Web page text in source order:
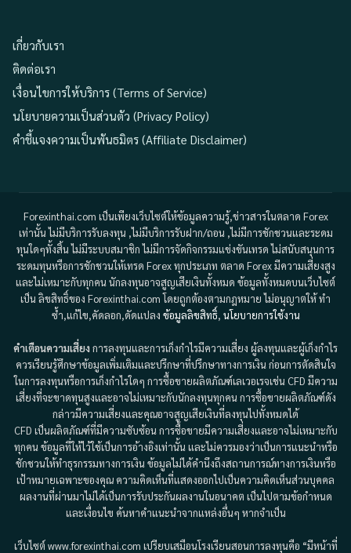
เกี่ยวกับเรา
ติดต่อเรา
เงื่อนไขการให้บริการ (Terms of Service)
นโยบายความเป็นส่วนตัว (Privacy Policy)
คำชี้แจงความเป็นพันธมิตร (Affiliate Disclaimer)
Forexinthai.com เป็นเพียงเว็บไซต์ให้ข้อมูลความรู้,ข่าวสารในตลาด Forex
เท่านั้น ไม่มีบริการรับลงทุน ,ไม่มีบริการรับฝาก/ถอน ,ไม่มีการชักชวนและระดม
ทุนใดๆทั้งสิ้น ไม่มีระบบสมาชิก ไม่มีการจัดกิจกรรมแข่งขันเทรด ไม่สนับสนุนการ
ระดมทุนหรือการชักชวนให้เทรด Forex ทุกประเภท ตลาด Forex มีความเสี่ยงสูง
และไม่เหมาะกับทุกคน นักลงทุนอาจสูญเสียเงินทั้งหมด ข้อมูลทั้งหมดบนเว็บไซต์
เป็น ลิขสิทธิ์ของ Forexinthai.com โดยถูกต้องตามกฎหมาย ไม่อนุญาตให้ ทำ
ซ้ำ,แก้ไข,คัดลอก,ดัดแปลง ข้อมูลลิขสิทธิ์, นโยบายการใช้งาน
คำเตือนความเสี่ยงการลงทุนและการเก็งกำไรมีความเสี่ยง ผู้ลงทุนและผู้เก็งกำไร
ควรเรียนรู้ศึกษาข้อมูลเพิ่มเติมและปรึกษาที่ปรึกษาทางการเงิน ก่อนการตัดสินใจ
ในการลงทุนหรือการเก็งกำไรใดๆ การซื้อขายผลิตภัณฑ์เลเวอเรจเช่น CFD มีความ
เสี่ยงที่จะขาดทุนสูงและอาจไม่เหมาะกับนักลงทุนทุกคน การซื้อขายผลิตภัณฑ์ดัง
กล่าวมีความเสี่ยงและคุณอาจสูญเสียเงินที่ลงทุนไปทั้งหมดได้
CFD เป็นผลิตภัณฑ์ที่มีความซับซ้อน การซื้อขายมีความเสี่ยงและอาจไม่เหมาะกับ
ทุกคน ข้อมูลที่ให้ไว้ใช้เป็นการอ้างอิงเท่านั้น และไม่ควรมองว่าเป็นการแนะนำหรือ
ชักชวนให้ทำธุรกรรมทางการเงิน ข้อมูลไม่ได้คำนึงถึงสถานการณ์ทางการเงินหรือ
เป้าหมายเฉพาะของคุณ ความคิดเห็นที่แสดงออกไปเป็นความคิดเห็นส่วนบุคคล
ผลงานที่ผ่านมาไม่ได้เป็นการรับประกันผลงานในอนาคต เป็นไปตามข้อกำหนด
และเงื่อนไข ค้นหาคำแนะนำจากแหล่งอื่นๆ หากจำเป็น
เว็บไซต์ www.forexinthai.com เปรียบเสมือนโรงเรียนสอนการลงทุนคือ “มีหน้าที่